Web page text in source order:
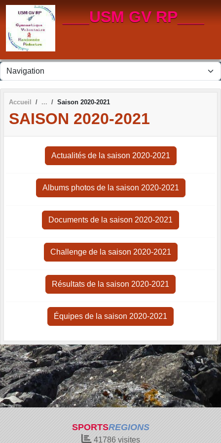
___USM GV RP___
Accueil Saison 2020-2021
SAISON 2020-2021
Actualités de la saison 2020-2021
Albums photos de la saison 2020-2021
Documents de la saison 2020-2021
Challenge de la saison 2020-2021
Résultats de la saison 2020-2021
Équipes de la saison 2020-2021
SPORTSREGIONS
41786visites
Panneau de gestion des cookies